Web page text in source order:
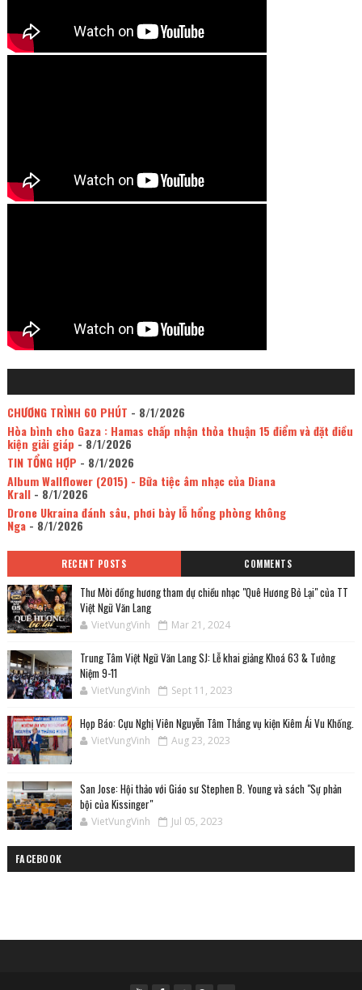
CHƯƠNG TRÌNH 60 PHÚT - 8/1/2026
Hòa bình cho Gaza : Hamas chấp nhận thỏa thuận 15 điểm và đặt điều
kiện giải giáp - 8/1/2026
TIN TỔNG HỢP - 8/1/2026
Album Wallflower (2015) - Bữa tiệc âm nhạc của Diana
Krall- 8/1/2026
Drone Ukraina đánh sâu, phơi bày lỗ hổng phòng không
Nga- 8/1/2026
RECENT POSTS COMMENTS
Thư Mời đồng hương tham dự chiều nhạc "Quê Hương Bỏ Lại" của TT
Việt Ngữ Văn Lang
VietVungVinh Mar 21, 2024
Trung Tâm Việt Ngữ Văn Lang SJ: Lễ khai giảng Khoá 63 & Tưởng
Niệm 9-11
VietVungVinh Sept 11, 2023
Họp Báo: Cựu Nghị Viên Nguyễn Tâm Thắng vụ kiện Kiêm Ái Vu Khống.
VietVungVinh Aug 23, 2023
San Jose: Hội thảo với Giáo sư Stephen B. Young và sách "Sự phản
bội của Kissinger"
VietVungVinh Jul 05, 2023
FACEBOOK